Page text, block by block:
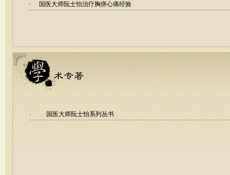
·
国医大师阮士怡治疗胸痹心痛经验
· 国医大师阮士怡系列丛书